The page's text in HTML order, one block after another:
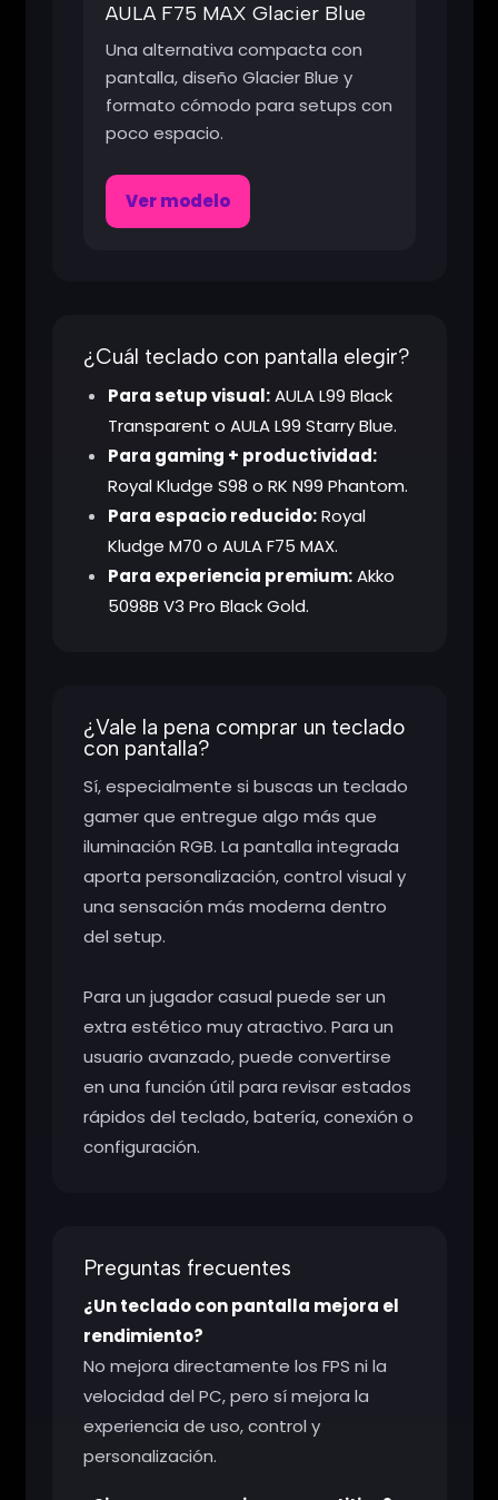
AULA F75 MAX Glacier Blue
Una alternativa compacta con
pantalla, diseño Glacier Blue y
formato cómodo para setups con
poco espacio.
Ver modelo
¿Cuál teclado con pantalla elegir?
Para setup visual:AULA L99 Black
Transparent o AULA L99 Starry Blue.
Para gaming + productividad:
Royal Kludge S98 o RK N99 Phantom.
Para espacio reducido:Royal
Kludge M70 o AULA F75 MAX.
Para experiencia premium:Akko
5098B V3 Pro Black Gold.
¿Vale la pena comprar un teclado
con pantalla?
Sí, especialmente si buscas un teclado
gamer que entregue algo más que
iluminación RGB. La pantalla integrada
aporta personalización, control visual y
una sensación más moderna dentro
del setup.
Para un jugador casual puede ser un
extra estético muy atractivo. Para un
usuario avanzado, puede convertirse
en una función útil para revisar estados
rápidos del teclado, batería, conexión o
configuración.
Preguntas frecuentes
¿Un teclado con pantalla mejora el
rendimiento?
No mejora directamente los FPS ni la
velocidad del PC, pero sí mejora la
experiencia de uso, control y
personalización.